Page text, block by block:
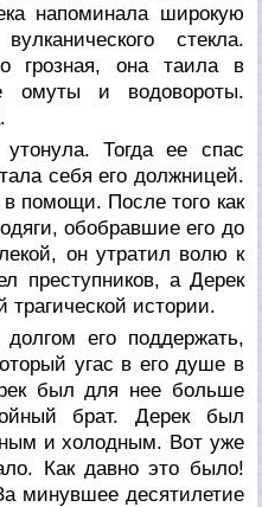
напоминала широкую
стекла.
грозная, она таила в
омуты и водовороты.
Тогда ее спас
себя его должницей.
помощи. После того как
обобравшие его до
он утратил волю к
преступников, а Дерек
трагической истории.
его поддержать,
угас в его душе в
был для нее больше
брат. Дерек был
и холодным. Вот уже
Как давно это было!
минувшее десятилетие